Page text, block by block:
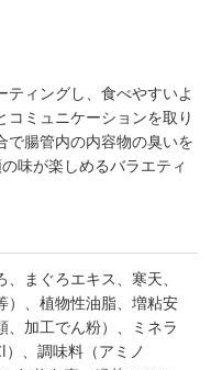
ィングし、食べやすいよ
コミュニケーションを取り
で腸管内の内容物の臭いを
味が楽しめるバラエティ
、まぐろエキス、寒天、
）、植物性油脂、増粘安
、加工でん粉）、ミネラ
、調味料（アミノ